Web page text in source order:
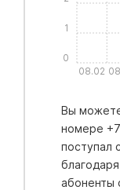
08.02
0
1
Вы
номере
поступал
абоненты